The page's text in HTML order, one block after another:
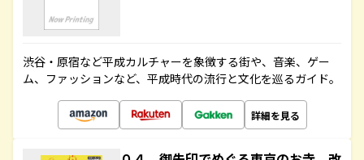
渋谷・原宿など平成カルチャーを象徴する街や、音楽、ゲー
ム、ファッションなど、平成時代の流行と文化を巡るガイド。
詳細を見る